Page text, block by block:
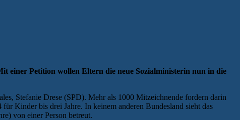
einer Petition wollen Eltern die neue Sozialministerin nun in die
Stefanie Drese (SPD). Mehr als 1000 Mitzeichnende fordern darin
Kinder bis drei Jahre. In keinem anderen Bundesland sieht das
von einer Person betreut.